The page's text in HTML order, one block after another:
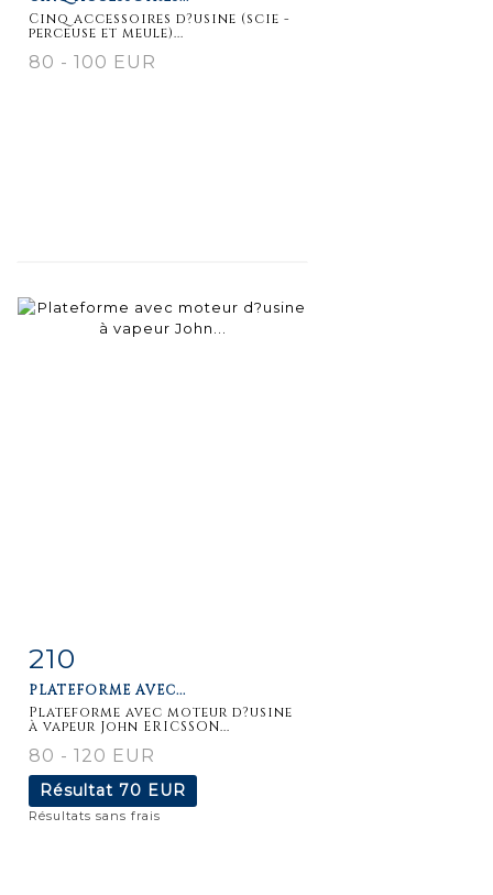
détaillée
Cinq accessoires d?usine (scie -
perceuse et meule)...
80 - 100 EUR
Fiche
210
PLATEFORME AVEC...
Plateforme avec moteur d?usine
à vapeur John ERICSSON...
80 - 120 EUR
Résultat 70 EUR
Résultats sans frais